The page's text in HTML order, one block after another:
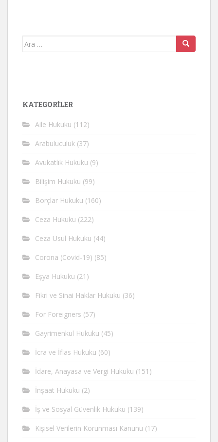
Arama
KATEGORİLER
Aile Hukuku (112)
Arabuluculuk (37)
Avukatlık Hukuku (9)
Bilişim Hukuku (99)
Borçlar Hukuku (160)
Ceza Hukuku (222)
Ceza Usul Hukuku (44)
Corona (Covid-19) (85)
Eşya Hukuku (21)
Fikri ve Sinai Haklar Hukuku (36)
For Foreigners (57)
Gayrimenkul Hukuku (45)
İcra ve İflas Hukuku (60)
İdare, Anayasa ve Vergi Hukuku (151)
İnşaat Hukuku (2)
İş ve Sosyal Güvenlik Hukuku (139)
Kişisel Verilerin Korunması Kanunu (17)